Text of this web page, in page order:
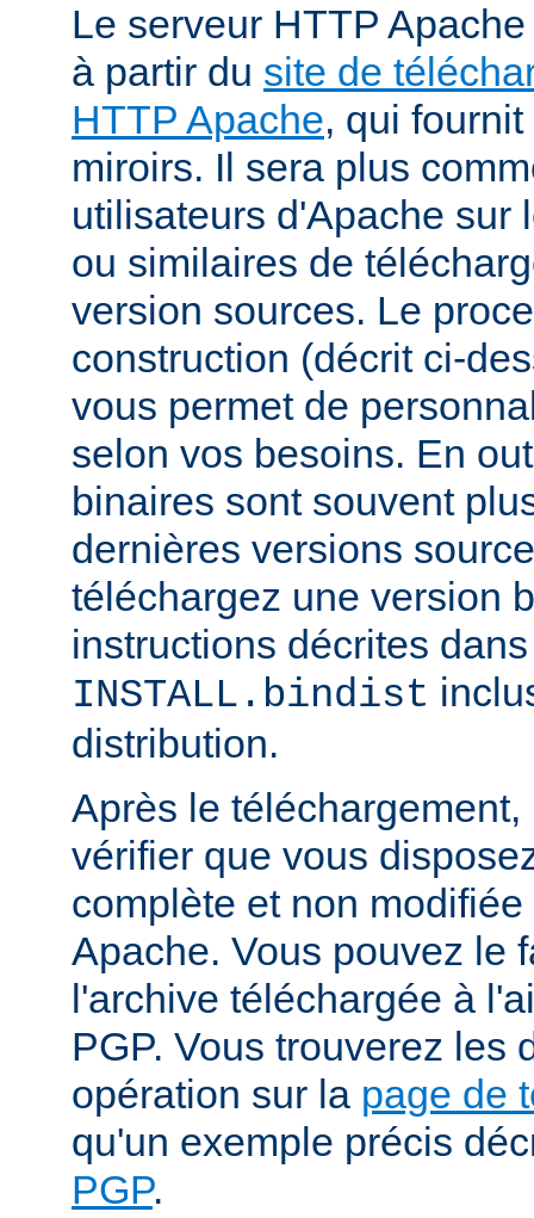
Le serveur HTTP
à partir du site de
HTTP Apache, qui
miroirs. Il sera plus
utilisateurs d'Apache sur
ou similaires de
version sources. Le
construction (décrit ci-
vous permet de
selon vos besoins. En
binaires sont souvent
dernières versions
téléchargez une version
instructions décrites
INSTALL.bindist
distribution.
Après le
vérifier que vous
complète et non
Apache. Vous pouvez le
l'archive téléchargée à
PGP. Vous trouverez les
opération sur la page de
qu'un exemple précis
PGP.